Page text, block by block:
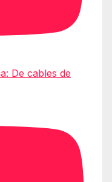
De cables de